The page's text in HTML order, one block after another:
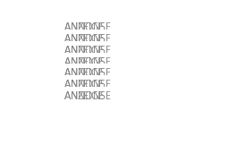
ANZEIGE
ANZEIGE
ANZEIGE
ANZEIGE
ANZEIGE
ANZEIGE
ANZEIGE